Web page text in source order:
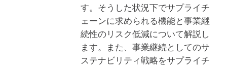
す。そうした状況下でサプライチ
ェーンに求められる機能と事業継
続性のリスク低減について解説し
ます。また、事業継続としてのサ
ステナビリティ戦略をサプライチ